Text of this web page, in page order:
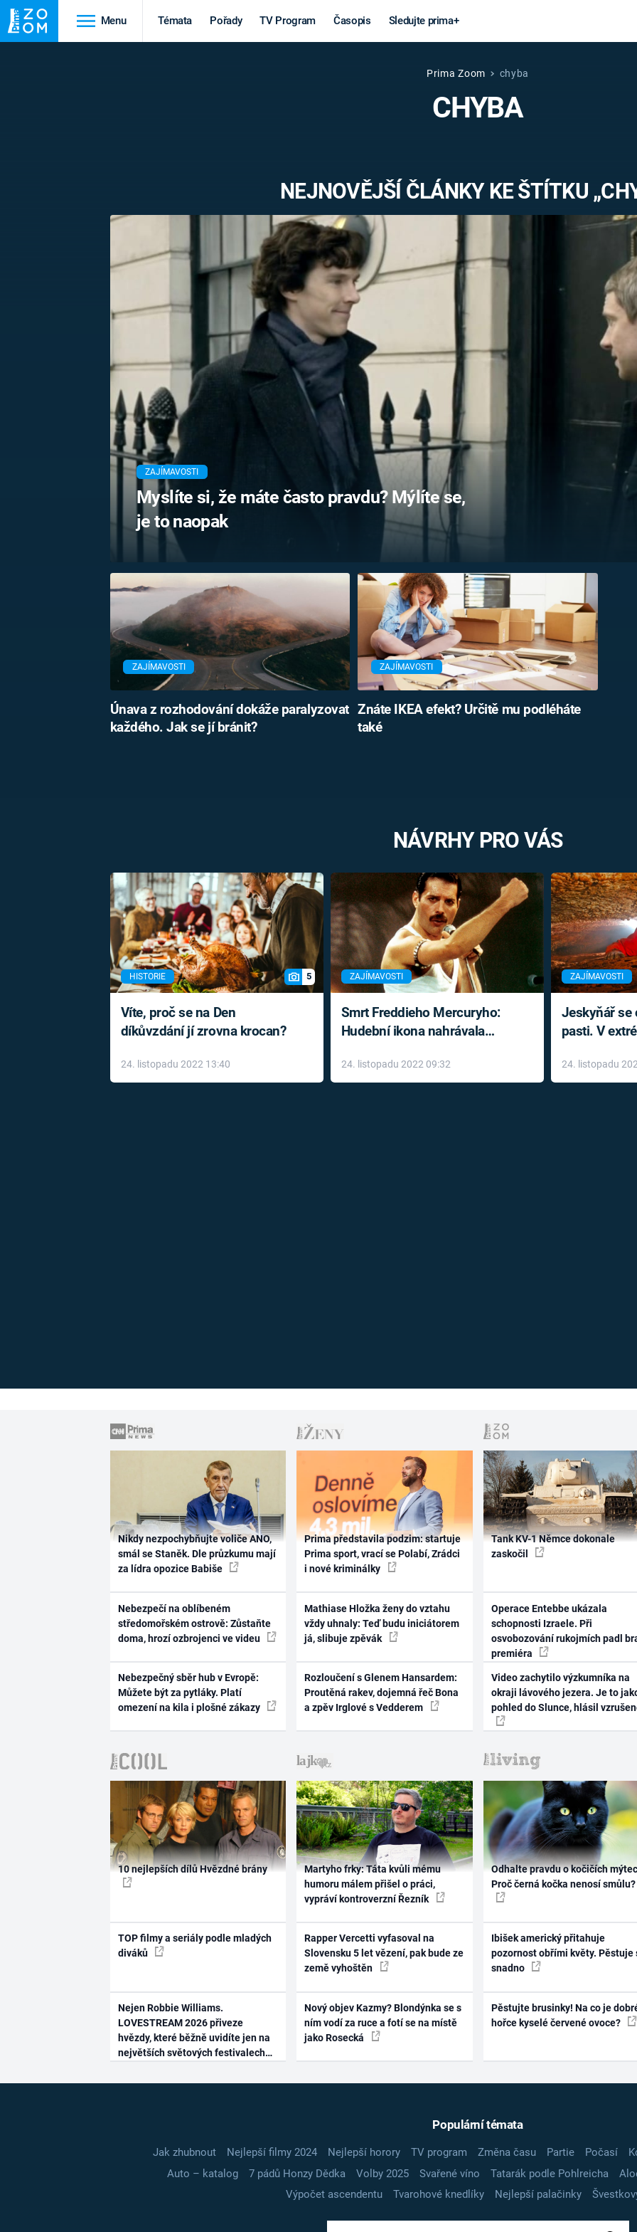
Menu Témata Pořady TV Program Časopis Sledujte prima+
STAROVĚKÝ EGYPT
Věda a
technika
MARS
VÁLEČNÉ
světová válka
PRVNÍ SVĚTOVÁ
Výročí
MARIE TEREZIE
NAPOLEON
BONAPARTE
BRITSKÁ
Záhady a
konspirace
MIMOZEMŠŤANÉ
UTAJENÉ PŘÍBĚHY
ČESKÝCH DĚJIN
ALTERNATIVNÍ
HISTORIE
FILMY
REALITA
HORORY
OPTICKÉ
KLAMY
Prima Zoom chyba
CHYBA
NEJNOVĚJŠÍ ČLÁNKY KE ŠTÍTKU
ZAJÍMAVOSTI
Myslíte si, že máte často pravdu? Mýlíte se,
je to naopak
ZAJÍMAVOSTI
Únava z rozhodování dokáže paralyzovat
každého. Jak se jí bránit?
ZAJÍMAVOSTI
Znáte IKEA efekt? Určitě mu podléháte
také
NÁVRHY PRO VÁS
HISTORIE 5
Víte, proč se na Den
díkůvzdání jí zrovna krocan?
24. listopadu 2022 13:40
ZAJÍMAVOSTI
Smrt Freddieho Mercuryho:
Hudební ikona nahrávala
léky
24. listopadu 2022 09:32
ZAJÍMAVOSTI
Jeskyňář se
pasti. V
24. listopadu
Nikdy nezpochybňujte voliče ANO,
smál se Staněk. Dle průzkumu mají
za lídra opozice Babiše
Nebezpečí na oblíbeném
středomořském ostrově: Zůstaňte
doma, hrozí ozbrojenci ve videu
Nebezpečný sběr hub v Evropě:
Můžete být za pytláky. Platí
omezení na kila i plošné zákazy
Prima představila podzim: startuje
Prima sport, vrací se Polabí, Zrádci
i nové kriminálky
Mathiase Hložka ženy do vztahu
vždy uhnaly: Teď budu iniciátorem
já, slibuje zpěvák
Rozloučení s Glenem Hansardem:
Proutěná rakev, dojemná řeč Bona
a zpěv Irglové s Vedderem
Tank KV-1 Němce dokonale
zaskočil
Operace Entebbe ukázala
schopnosti Izraele. Při
osvobozování rukojmích padl
premiéra
Video zachytilo výzkumníka na
okraji lávového jezera. Je to
pohled do Slunce, hlásil
10 nejlepších dílů Hvězdné brány
TOP filmy a seriály podle mladých
diváků
Nejen Robbie Williams.
LOVESTREAM 2026 přiveze
hvězdy, které běžně uvidíte jen na
největších světových festivalech
Martyho frky: Táta kvůli mému
humoru málem přišel o práci,
vypráví kontroverzní Řezník
Rapper Vercetti vyfasoval na
Slovensku 5 let vězení, pak bude ze
země vyhoštěn
Nový objev Kazmy? Blondýnka se s
ním vodí za ruce a fotí se na místě
jako Rosecká
Odhalte pravdu o kočičích
Proč černá kočka nenosí smůlu?
Ibišek americký přitahuje
pozornost obřími květy. Pěstuje
snadno
Pěstujte brusinky! Na co je
hořce kyselé červené ovoce?
Populární témata
Jak zhubnout Nejlepší filmy 2024 Nejlepší horory TV program Změna času Partie Počasí
Auto – katalog
7 pádů Honzy Dědka Volby 2025 Svařené víno Tatarák podle Pohlreicha
Výpočet ascendentu
Tvarohové knedlíky Nejlepší palačinky